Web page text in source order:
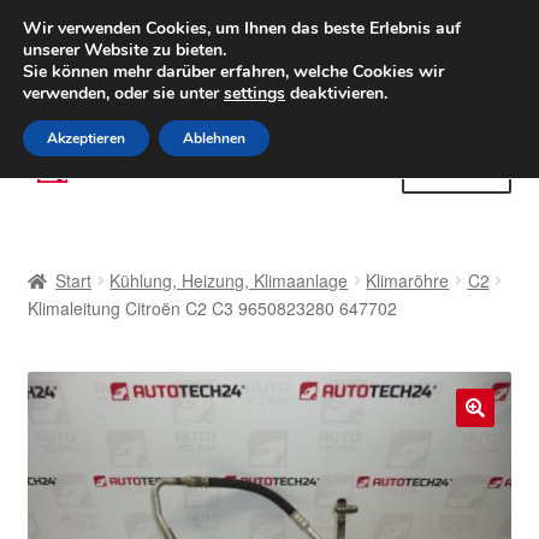
LIEFERUNG ab 6 EUR
Weltweiter Versand
(800) 500 564Mo-Fr 9-16 Uhr
Zur
Navigation
Zum
Inhalt
AGB
Datenschutz-Bestimmungen
Start Kühlung, Heizung, Klimaanlage Klimaröhre
C2
Klimaleitung Citroën C2 C3 9650823280 647702
Wir verwenden Cookies, um Ihnen das beste Erlebnis auf
unserer Website zu bieten.
Sie können mehr darüber erfahren, welche Cookies wir
verwenden, oder sie untersettings deaktivieren.
Akzeptieren Ablehnen